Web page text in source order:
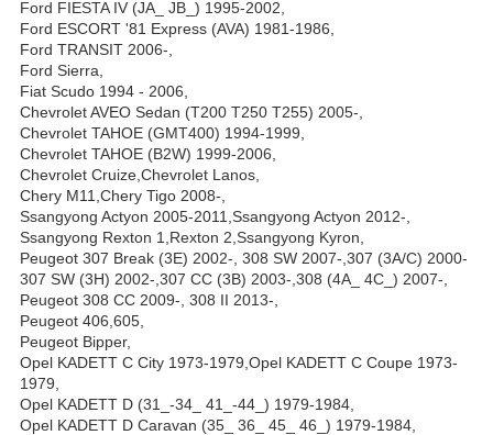
Ford FIESTA IV (JA_ JB_) 1995-2002,
Ford ESCORT '81 Express (AVA) 1981-1986,
Ford TRANSIT 2006-,
Ford Sierra,
Fiat Scudo 1994 - 2006,
Chevrolet AVEO Sedan (Т200 T250 T255) 2005-,
Chevrolet TAHOE (GMT400) 1994-1999,
Chevrolet TAHOE (B2W) 1999-2006,
Chevrolet Cruize,Chevrolet Lanos,
Chery M11,Chery Tigo 2008-,
Ssangyong Actyon 2005-2011,Ssangyong Actyon 2012-,
Ssangyong Rexton 1,Rexton 2,Ssangyong Kyron,
Peugeot 307 Break (3E) 2002-, 308 SW 2007-,307 (3A/C) 2000-
307 SW (3H) 2002-,307 CC (3B) 2003-,308 (4A_ 4C_) 2007-,
Peugeot 308 CC 2009-, 308 II 2013-,
Peugeot 406,605,
Peugeot Bipper,
Opel KADETT C City 1973-1979,Opel KADETT C Coupe 1973-
1979,
Opel KADETT D (31_-34_ 41_-44_) 1979-1984,
Opel KADETT D Caravan (35_ 36_ 45_ 46_) 1979-1984,